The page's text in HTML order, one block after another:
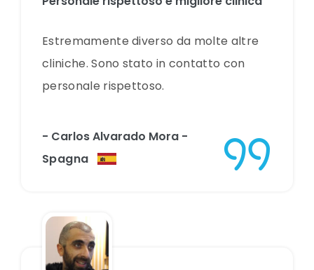
Estremamente diverso da molte altre
cliniche. Sono stato in contatto con
personale rispettoso.
- Carlos Alvarado Mora -
Spagna